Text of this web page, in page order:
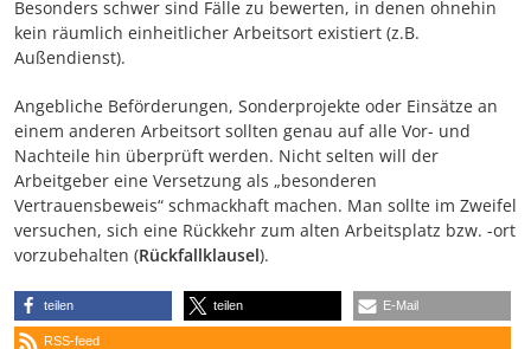
Besonders schwer sind Fälle zu bewerten, in denen ohnehin
kein räumlich einheitlicher Arbeitsort existiert (z.B.
Außendienst).
Angebliche Beförderungen, Sonderprojekte oder Einsätze an
einem anderen Arbeitsort sollten genau auf alle Vor- und
Nachteile hin überprüft werden. Nicht selten will der
Arbeitgeber eine Versetzung als „besonderen
Vertrauensbeweis“ schmackhaft machen. Man sollte im Zweifel
versuchen, sich eine Rückkehr zum alten Arbeitsplatz bzw. -ort
vorzubehalten (Rückfallklausel).
teilen teilen E-Mail
RSS-feed